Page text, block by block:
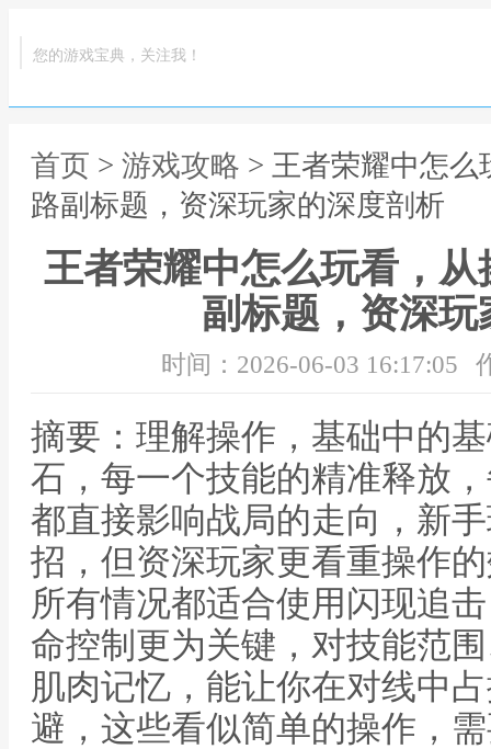
您的游戏宝典，关注我！
首页 > 游戏攻略 > 王者荣耀中怎
路副标题，资深玩家的深度剖析
王者荣耀中怎么玩看，
副标题，资深
时间：2026-06-03 16:17:05
摘要：理解操作，基础中的
石，每一个技能的精准释放
都直接影响战局的走向，新
招，但资深玩家更看重操作
所有情况都适合使用闪现追
命控制更为关键，对技能范
肌肉记忆，能让你在对线中
避，这些看似简单的操作，